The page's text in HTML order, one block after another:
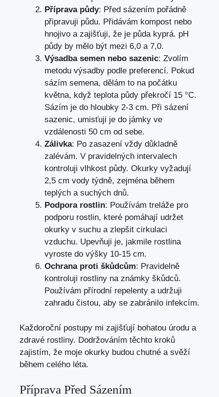
Příprava půdy: Před sázením pořádně
připravuji půdu. Přidávám kompost nebo
hnojivo a zajišťuji, že je půda kyprá. pH
půdy by mělo být mezi 6,0 a 7,0.
Výsadba semen nebo sazenic: Zvolím
metodu výsadby podle preferencí. Pokud
sázím semena, dělám to na počátku
května, když teplota půdy překročí 15 °C.
Sázím je do hloubky 2-3 cm. Při sázení
sazenic, umisťuji je do jámky ve
vzdálenosti 50 cm od sebe.
Zálivka: Po zasazení vždy důkladně
zalévám. V pravidelných intervalech
kontroluji vlhkost půdy. Okurky vyžadují
2,5 cm vody týdně, zejména během
teplých a suchých dnů.
Podpora rostlin: Používám treláže pro
podporu rostlin, které pomáhají udržet
okurky v suchu a zlepšit cirkulaci
vzduchu. Upevňuji je, jakmile rostlina
vyroste do výšky 10-15 cm.
Ochrana proti škůdcům: Pravidelně
kontroluji rostliny na známky škůdců.
Používám přírodní repelenty a udržuji
zahradu čistou, aby se zabránilo infekcím.
Každoroční postupy mi zajišťují bohatou úrodu a
zdravé rostliny. Dodržováním těchto kroků
zajistím, že moje okurky budou chutné a svěží
během celého léta.
Příprava Před Sázením